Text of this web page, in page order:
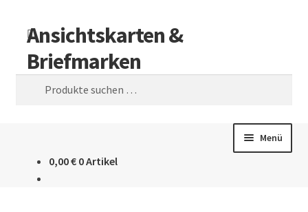
Navigation
springen
Zum
Inhalt
springen
Ansichtskarten &
Briefmarken
Suchen
Menü
Ansichtskarten & Briefmarken
0,00€ 0 Artikel